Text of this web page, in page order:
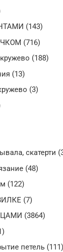
(143)
(716)
(188)
(13)
(3)
скатерти
(48)
(122)
(7)
(3864)
петель (111)